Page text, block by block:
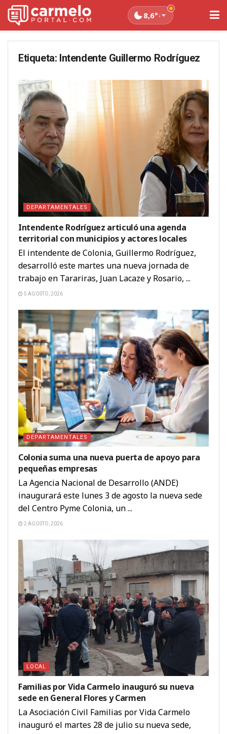
8,6°↓
Etiqueta: Intendente Guillermo Rodríguez
DEPARTAMENTALES
Intendente Rodríguez articuló una agenda
territorial con municipios y actores locales
El intendente de Colonia, Guillermo Rodríguez,
desarrolló este martes una nueva jornada de
trabajo en Tarariras, Juan Lacaze y Rosario, ...
5 AGOSTO, 2026
DEPARTAMENTALES
Colonia suma una nueva puerta de apoyo para
pequeñas empresas
La Agencia Nacional de Desarrollo (ANDE)
inaugurará este lunes 3 de agosto la nueva sede
del Centro Pyme Colonia, un ...
2 AGOSTO, 2026
LOCAL
Familias por Vida Carmelo inauguró su nueva
sede en General Flores y Carmen
La Asociación Civil Familias por Vida Carmelo
inauguró el martes 28 de julio su nueva sede,